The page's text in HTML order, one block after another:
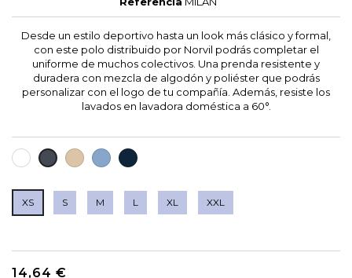
Desde un estilo deportivo hasta un look más clásico y formal,
con este polo distribuido por Norvil podrás completar el
uniforme de muchos colectivos. Una prenda resistente y
duradera con mezcla de algodón y poliéster que podrás
personalizar con el logo de tu compañía. Además, resiste los
lavados en lavadora doméstica a 60°.
BLANCO
NEGROBEIGE
CLARO
AZUL
CELESTE
MARINO
NAVY
XS S M L XL XXL
14,64 €